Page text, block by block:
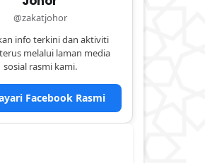
@zakatjohor
info terkini dan aktiviti
melalui laman media
sosial rasmi kami.
Facebook Rasmi